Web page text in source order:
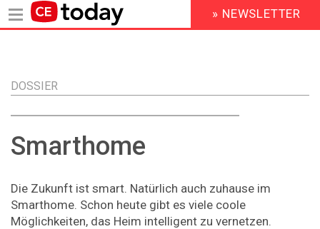
Inhalt
HEADER
MENU
» NEWSLETTER
DOSSIER
Smarthome
Die Zukunft ist smart. Natürlich auch zuhause im
Smarthome. Schon heute gibt es viele coole
Möglichkeiten, das Heim intelligent zu vernetzen.